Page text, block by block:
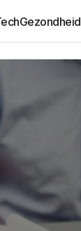
Gezondheid